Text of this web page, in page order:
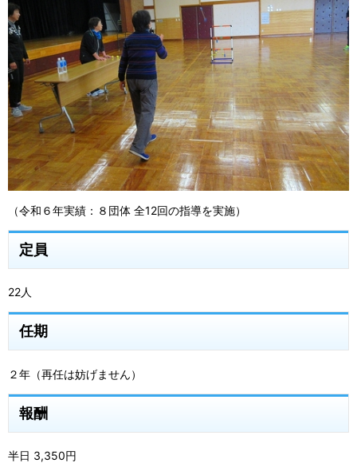
（令和６年実績：８団体 全12回の指導を実施）
定員
22人
任期
２年（再任は妨げません）
報酬
半日 3,350円